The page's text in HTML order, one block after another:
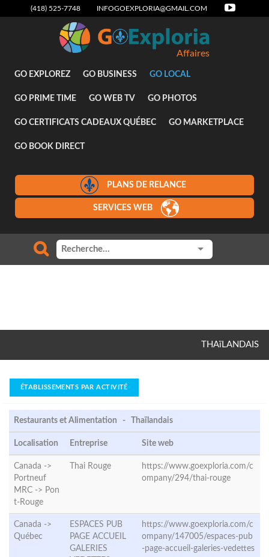
(418) 525-7748 INFOGOEXPLORIA@GMAIL.COM
Affaires
GO EXPLOREZ GO BUSINESS GO LOCAL
GO PRIME TIME GO WEB TV GO PHOTOS
GO CERTIFICATS CADEAUX QUÉBEC GO MARKETPLACE
GO BOOK DIRECT
PLANS DE RELANCE
SERVICES WEB
THAïLANDAIS
ÉTABLISSEMENTS PAR ACTIVITÉ
Restaurants et Alimentation - Thaïlandais
Localisation Entreprise Site web
Canada ->
Portneuf
MRC -> Pon
t-Rouge
Thai Rouge
https://www.goexploria.com/c
ompany/294/thai-rouge
Canada ->
Québec
ESPACES PUB
PAGE ACCUEIL
GALERIES
https://www.goexploria.com/c
ompany/147005/espaces-pub
-page-accueil-galeries-vedettes